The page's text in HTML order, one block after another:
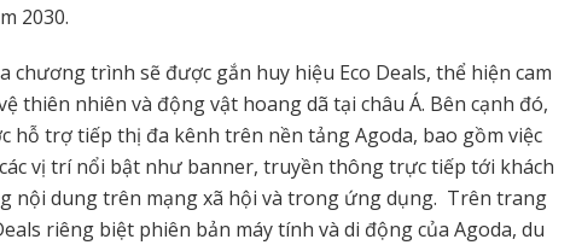
2030.
chương trình sẽ được gắn huy hiệu Eco Deals, thể hiện cam
thiên nhiên và động vật hoang dã tại châu Á. Bên cạnh đó,
hỗ trợ tiếp thị đa kênh trên nền tảng Agoda, bao gồm việc
vị trí nổi bật như banner, truyền thông trực tiếp tới khách
nội dung trên mạng xã hội và trong ứng dụng. Trên trang
riêng biệt phiên bản máy tính và di động của Agoda, du